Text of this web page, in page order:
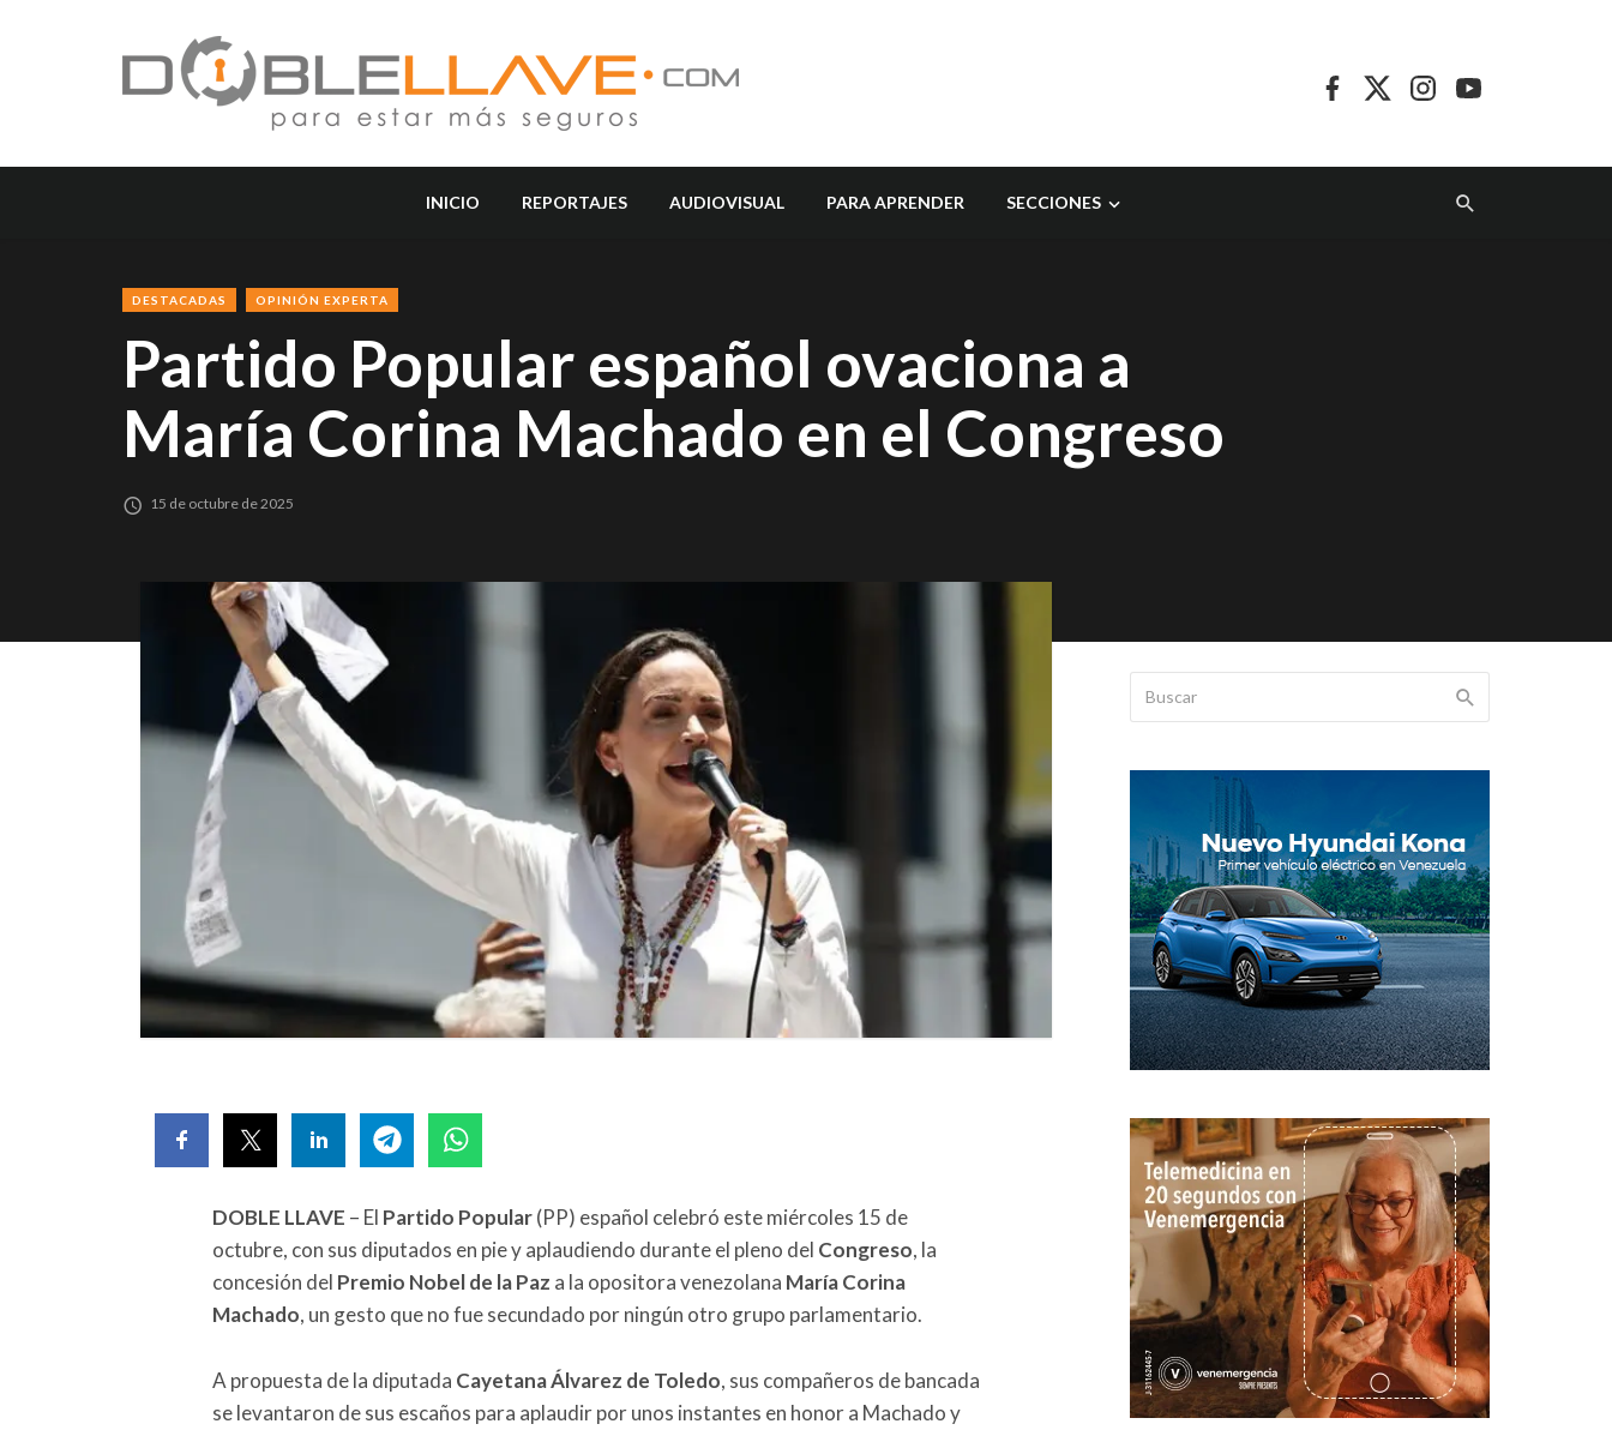
INICIO REPORTAJES AUDIOVISUAL PARA APRENDER SECCIONES
DESTACADAS OPINIÓN EXPERTA
Partido Popular español ovaciona a
María Corina Machado en el Congreso
15 de octubre de 2025
DOBLE LLAVE – El Partido Popular(PP) español celebró este miércoles 15 de
octubre, con sus diputados en pie y aplaudiendo durante el pleno del Congreso, la
concesión del Premio Nobel de la Paz a la opositora venezolana María Corina
Machado, un gesto que no fue secundado por ningún otro grupo parlamentario.
A propuesta de la diputada Cayetana Álvarez de Toledo, sus compañeros de bancada
se levantaron de sus escaños para aplaudir por unos instantes en honor a Machado y